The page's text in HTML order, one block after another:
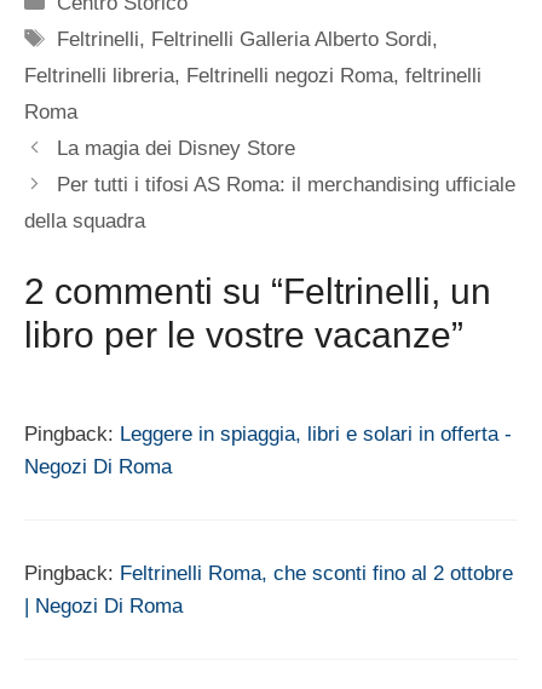
Tag
Feltrinelli, Feltrinelli Galleria Alberto Sordi,
Feltrinelli libreria, Feltrinelli negozi Roma, feltrinelli
Roma
La magia dei Disney Store
Per tutti i tifosi AS Roma: il merchandising ufficiale
della squadra
2 commenti su “Feltrinelli, un
libro per le vostre vacanze”
Pingback: Leggere in spiaggia, libri e solari in offerta -
Negozi Di Roma
Pingback: Feltrinelli Roma, che sconti fino al 2 ottobre
| Negozi Di Roma